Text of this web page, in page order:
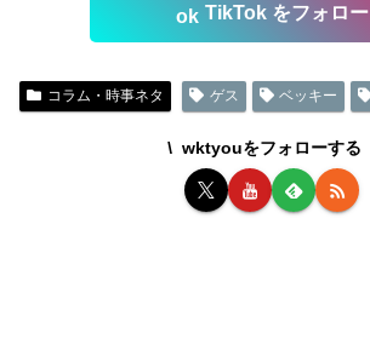
TikTok をフォロー
コラム・時事ネタ ゲス ベッキー
wktyouをフォローする